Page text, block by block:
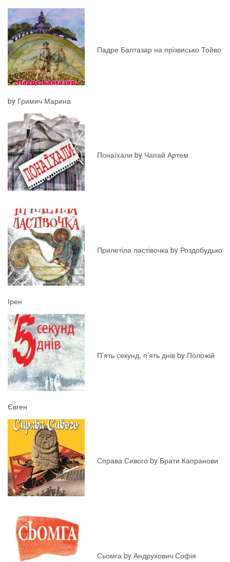
Падре Балтазар на прізвисько Тойво
by Гримич Марина
Понаїхали by Чапай Артем
Прилетіла ластівочка by Роздобудько
Ірен
П’ять секунд, п’ять днів by Положій
Євген
Справа Сивого by Брати Капранови
Сьомга by Андрухович Софія